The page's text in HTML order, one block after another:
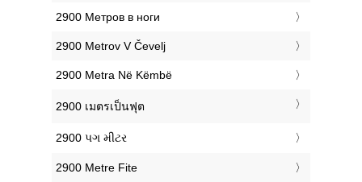
‎2900 Метров в ноги
‎2900 Metrov V Čevelj
‎2900 Metra Në Këmbë
‎2900 เมตรเป็นฟุต
‎2900 પગ મીટર
‎2900 Metre Fite